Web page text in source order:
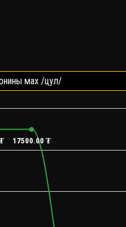
17500.00 ₮